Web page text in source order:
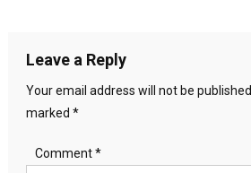
Leave a Reply
Your email address will not be published.
marked *
Comment*